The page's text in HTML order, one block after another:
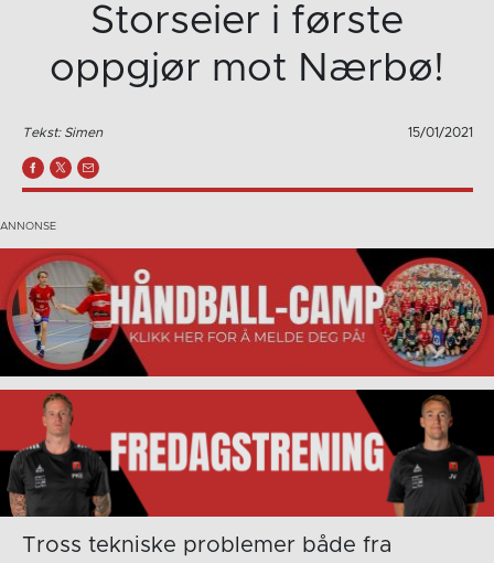
Storseier i første
oppgjør mot Nærbø!
Tekst: Simen 15/01/2021
Tross tekniske problemer både fra